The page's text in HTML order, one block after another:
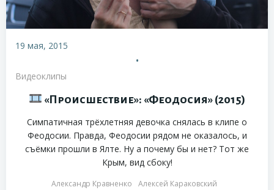
19 мая, 2015
•
Видеоклипы
«Происшествие»: «Феодосия» (2015)
Симпатичная трёхлетняя девочка снялась в клипе о
Феодосии. Правда, Феодосии рядом не оказалось, и
съёмки прошли в Ялте. Ну а почему бы и нет? Тот же
Крым, вид сбоку!
Александр Кравненко
Алексей Караковский